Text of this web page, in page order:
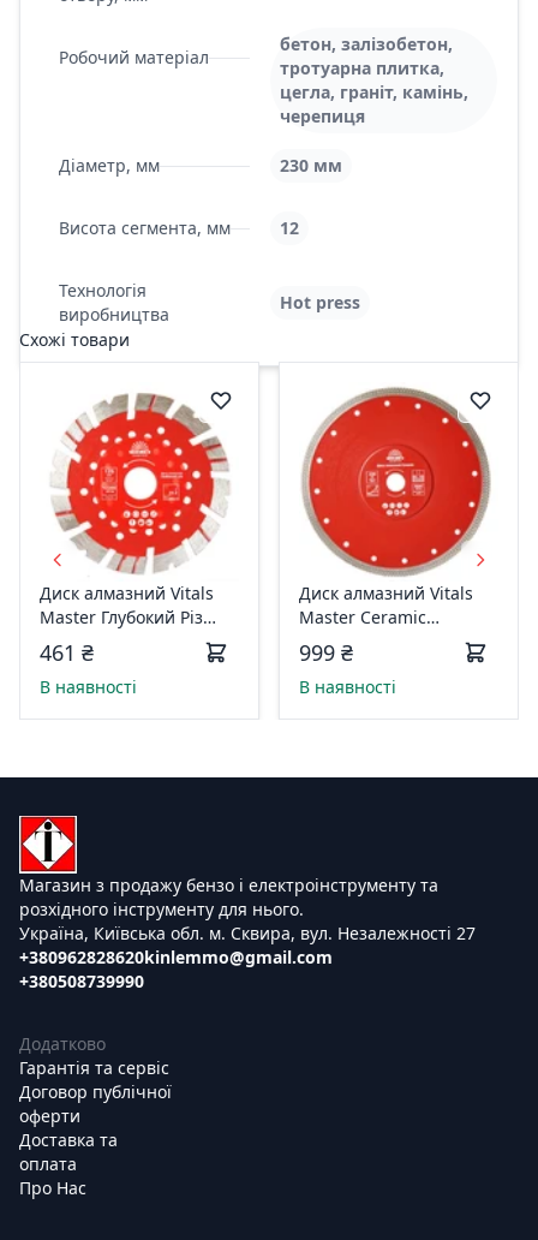
Робочий матеріал
бетон, залізобетон,
тротуарна плитка,
цегла, граніт, камінь,
черепиця
Діаметр, мм 230 мм
Висота сегмента, мм 12
Технологія
виробництва
Hot press
Схожі товари
Диск алмазний Vitals
Master Глубокий Різ
125×22.2×12 мм 168115
461 ₴
В наявності
Диск алмазний Vitals
Master Ceramic
230х2.0х22.2х10 мм
168111
999 ₴
В наявності
Магазин з продажу бензо і електроінструменту та
розхідного інструменту для нього.
Україна, Київська обл. м. Сквира, вул. Незалежності 27
+380962828620
+380508739990
kinlemmo@gmail.com
Додатково
Гарантія та сервіс
Договор публічної
оферти
Доставка та
оплата
Про Нас